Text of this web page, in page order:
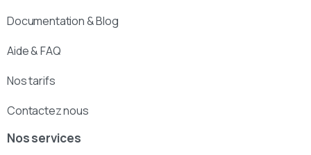
Documentation & Blog
Aide & FAQ
Nos tarifs
Contactez nous
Nos services